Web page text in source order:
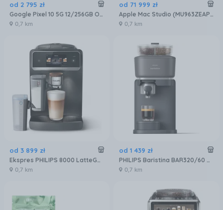
od 2 795 zł
Google Pixel 10 5G 12/256GB Obsydian
0,7 km
od 71 999 zł
Apple Mac Studio (MU963ZEAP3R3D5)
0,7 km
od 3 899 zł
Ekspres PHILIPS 8000 LatteGo Pro EP8757/12
0,7 km
od 1 439 zł
PHILIPS Baristina BAR320/60 Podwójny pojemnik na ziarna czarny
0,7 km